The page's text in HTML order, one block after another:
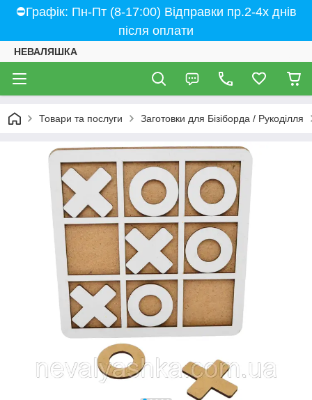
⛔Графік: Пн-Пт (8-17:00) Відправки пр.2-4х днів
після оплати
НЕВАЛЯШКА
Товари та послуги Заготовки для Бізіборда / Рукоділля